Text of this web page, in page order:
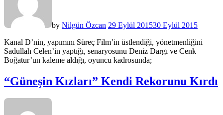
by Nilgün Özcan 29 Eylül 201530 Eylül 2015
Kanal D’nin, yapımını Süreç Film’in üstlendiği, yönetmenliğini
Sadullah Celen’in yaptığı, senaryosunu Deniz Dargı ve Cenk
Boğatur’un kaleme aldığı, oyuncu kadrosunda;
“Güneşin Kızları” Kendi Rekorunu Kırdı